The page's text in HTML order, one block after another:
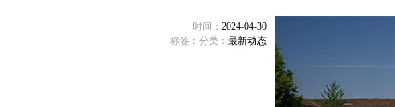
时间： 2024-04-30
分类： 最新动态
标签：